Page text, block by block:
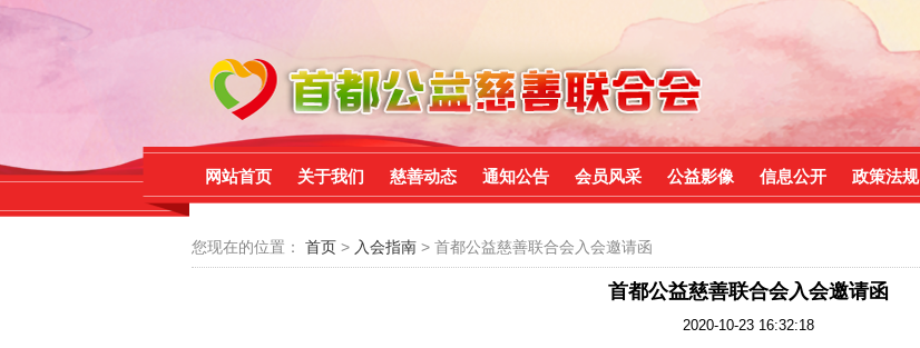
网站首页 关于我们 慈善动态 通知公告 会员风采 公益影像 信息公开 政策法规
您现在的位置： 首页 > 入会指南 > 首都公益慈善联合会入会邀请函
首都公益慈善联合会入会邀请函
2020-10-23 16:32:18